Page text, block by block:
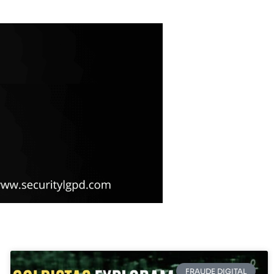
FRAUDE DIGITAL